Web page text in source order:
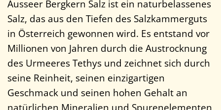
Ausseer Bergkern Salz ist ein naturbelassenes
Salz, das aus den Tiefen des Salzkammerguts
in Österreich gewonnen wird. Es entstand vor
Millionen von Jahren durch die Austrocknung
des Urmeeres Tethys und zeichnet sich durch
seine Reinheit, seinen einzigartigen
Geschmack und seinen hohen Gehalt an
natürlichen Mineralien und Spurenelementen